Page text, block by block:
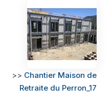
>> Chantier Maison de
Retraite du Perron_17